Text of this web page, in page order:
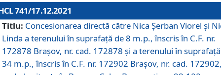
741/17.12.2021
Titlu: Concesionarea directă către Nica Șerban Viorel și
Linda a terenului în suprafață de 8 m.p., înscris în C.F. nr.
172878 Brașov, nr. cad. 172878 și a terenului în
34 m.p., înscris în C.F. nr. 172902 Brașov, nr. cad.